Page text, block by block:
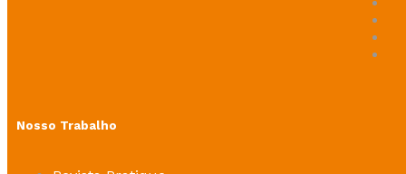
Nosso Trabalho